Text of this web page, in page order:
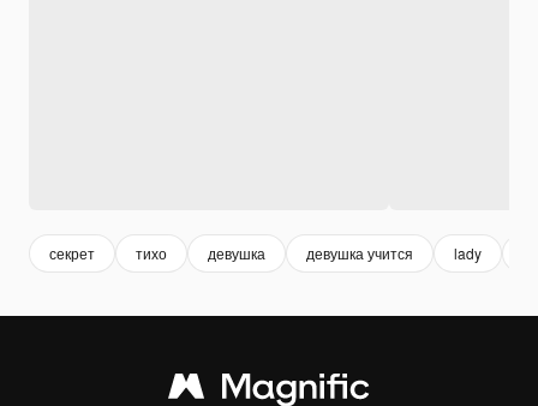
секрет тихо девушка девушка учится lady